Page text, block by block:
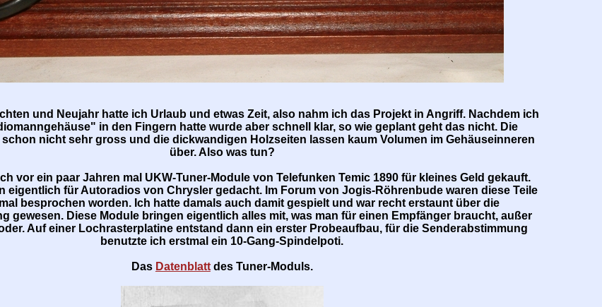
und Neujahr hatte ich Urlaub und etwas Zeit, also nahm ich das Projekt in Angriff. Nachdem ich
in den Fingern hatte wurde aber schnell klar, so wie geplant geht das nicht. Die
nicht sehr gross und die dickwandigen Holzseiten lassen kaum Volumen im Gehäuseinneren
über. Also was tun?
vor ein paar Jahren mal UKW-Tuner-Module von Telefunken Temic 1890 für kleines Geld gekauft.
eigentlich für Autoradios von Chrysler gedacht. Im Forum von Jogis-Röhrenbude waren diese Teile
besprochen worden. Ich hatte damals auch damit gespielt und war recht erstaunt über die
gewesen. Diese Module bringen eigentlich alles mit, was man für einen Empfänger braucht, außer
Auf einer Lochrasterplatine entstand dann ein erster Probeaufbau, für die Senderabstimmung
benutzte ich erstmal ein 10-Gang-Spindelpoti.
Das Datenblattdes Tuner-Moduls.